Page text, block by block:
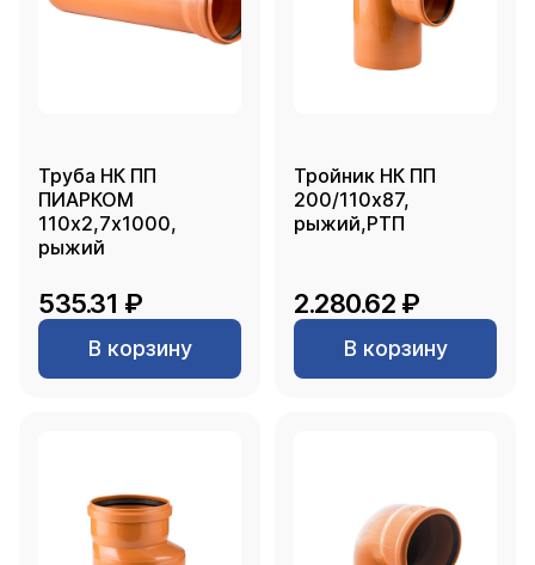
Труба НК ПП
ПИАРКОМ
110х2,7х1000,
рыжий
535.31 ₽
В корзину
Тройник НК ПП
200/110х87,
рыжий,РТП
2.280.62 ₽
В корзину